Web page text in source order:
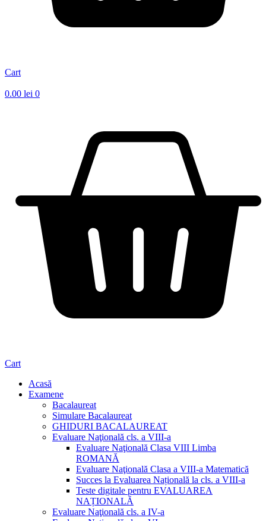
Cart
0.00 lei 0
Cart
Acasă
Examene
Bacalaureat
Simulare Bacalaureat
GHIDURI BACALAUREAT
Evaluare Naţională cls. a VIII-a
Evaluare Naţională Clasa VIII Limba
ROMANĂ
Evaluare Naţională Clasa a VIII-a Matematică
Succes la Evaluarea Națională la cls. a VIII-a
Teste digitale pentru EVALUAREA
NAȚIONALĂ
Evaluare Naţională cls. a IV-a